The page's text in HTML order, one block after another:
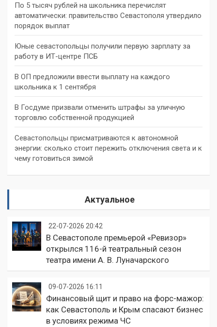
По 5 тысяч рублей на школьника перечислят
автоматически: правительство Севастополя утвердило
порядок выплат
Юные севастопольцы получили первую зарплату за
работу в ИТ-центре ПСБ
В ОП предложили ввести выплату на каждого
школьника к 1 сентября
В Госдуме призвали отменить штрафы за уличную
торговлю собственной продукцией
Севастопольцы присматриваются к автономной
энергии: сколько стоит пережить отключения света и к
чему готовиться зимой
Актуальное
22-07-2026 20:42
В Севастополе премьерой «Ревизор»
открылся 116-й театральный сезон
театра имени А. В. Луначарского
09-07-2026 16:11
Финансовый щит и право на форс-мажор:
как Севастополь и Крым спасают бизнес
в условиях режима ЧС